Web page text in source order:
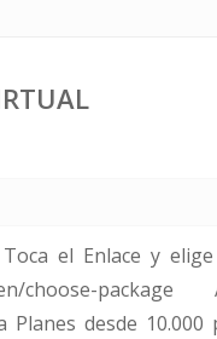
el Enlace y
en/choose-package
desde 10.000